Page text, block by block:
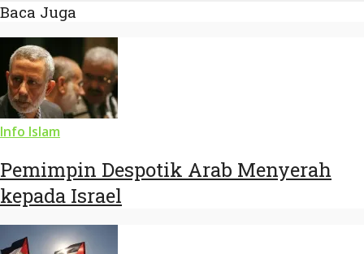
Baca Juga
Info Islam
Pemimpin Despotik Arab Menyerah
kepada Israel